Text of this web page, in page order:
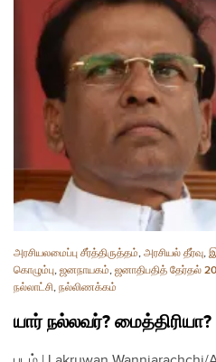
அரசியலமைப்பு சீர்த்திருத்தம், அரசியல் தீர்வு,
கொழும்பு, ஜனநாயகம், ஜனாதிபதித் தேர்தல்
நல்லாட்சி, நல்லிணக்கம்
யார் நல்லவர்? மைத்திரியா?